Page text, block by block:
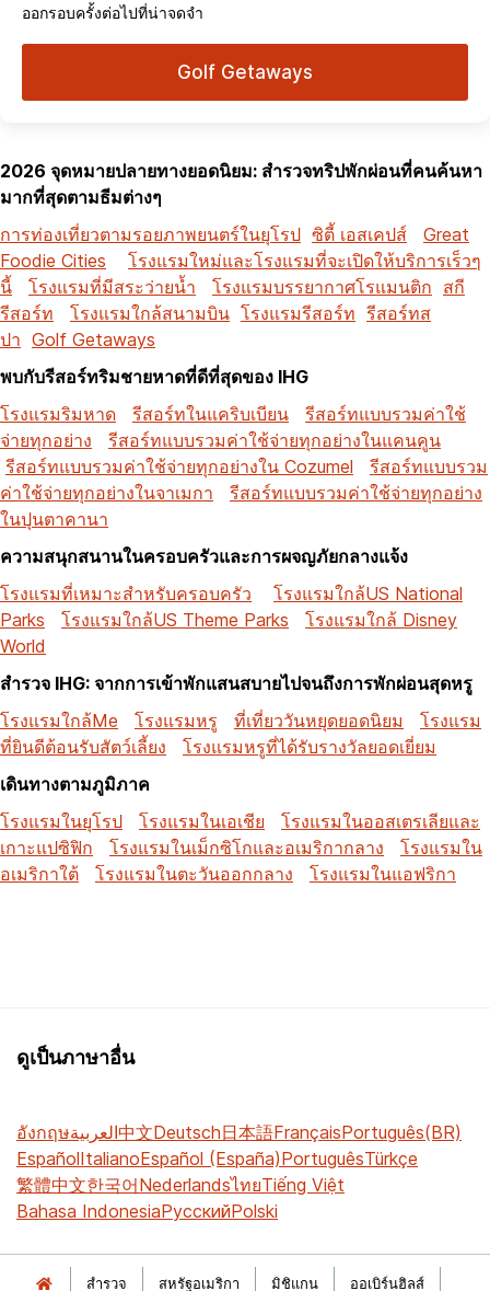
ออกรอบครั้งต่อไปที่น่าจดจำ
Golf Getaways
2026 จุดหมายปลายทางยอดนิยม: สำรวจทริปพักผ่อนที่คนค้นหา
มากที่สุดตามธีมต่างๆ
การท่องเที่ยวตามรอยภาพยนตร์ในยุโรป ซิตี้ เอสเคปส์
Great
Foodie Cities
โรงแรมใหม่และโรงแรมที่จะเปิดให้บริการเร็วๆ
นี้
โรงแรมที่มีสระว่ายน้ำ โรงแรมบรรยากาศโรแมนติก สกี
รีสอร์ท
โรงแรมใกล้สนามบิน โรงแรมรีสอร์ท รีสอร์ทส
ปา Golf Getaways
พบกับรีสอร์ทริมชายหาดที่ดีที่สุดของ IHG
โรงแรมริมหาด
รีสอร์ทในแคริบเบียน
รีสอร์ทแบบรวมค่าใช้
จ่ายทุกอย่าง
รีสอร์ทแบบรวมค่าใช้จ่ายทุกอย่างในแคนคูน
รีสอร์ทแบบรวมค่าใช้จ่ายทุกอย่างใน Cozumel
รีสอร์ทแบบรวม
ค่าใช้จ่ายทุกอย่างในจาเมกา
รีสอร์ทแบบรวมค่าใช้จ่ายทุกอย่าง
ในปุนตาคานา
ความสนุกสนานในครอบครัวและการผจญภัยกลางแจ้ง
โรงแรมที่เหมาะสำหรับครอบครัว
โรงแรมใกล้US National
Parks
โรงแรมใกล้US Theme Parks
โรงแรมใกล้ Disney
World
สำรวจ IHG: จากการเข้าพักแสนสบายไปจนถึงการพักผ่อนสุดหรู
โรงแรมใกล้Me
โรงแรมหรู ที่เที่ยววันหยุดยอดนิยม
โรงแรม
ที่ยินดีต้อนรับสัตว์เลี้ยง
โรงแรมหรูที่ได้รับรางวัลยอดเยี่ยม
เดินทางตามภูมิภาค
โรงแรมในยุโรป
โรงแรมในเอเชีย
โรงแรมในออสเตรเลียและ
เกาะแปซิฟิก
โรงแรมในเม็กซิโกและอเมริกากลาง
โรงแรมใน
อเมริกาใต้
โรงแรมในตะวันออกกลาง โรงแรมในแอฟริกา
ดูเป็นภาษาอื่น
อังกฤษالعربية中文Deutsch日本語FrançaisPortuguês(BR)
EspañolItalianoEspañol (España)PortuguêsTürkçe
繁體中文한국어NederlandsไทยTiếng Việt
Bahasa IndonesiaРусскийPolski
สำรวจ สหรัฐอเมริกา มิชิแกน ออเบิร์นฮิลส์